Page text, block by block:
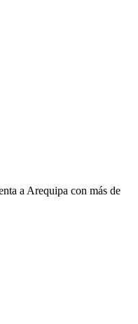
a Arequipa con más de